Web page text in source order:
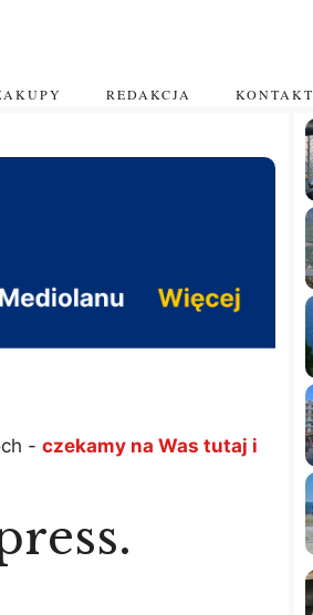
REDAKCJA KONTAKT
- czekamy na Was tutaj i